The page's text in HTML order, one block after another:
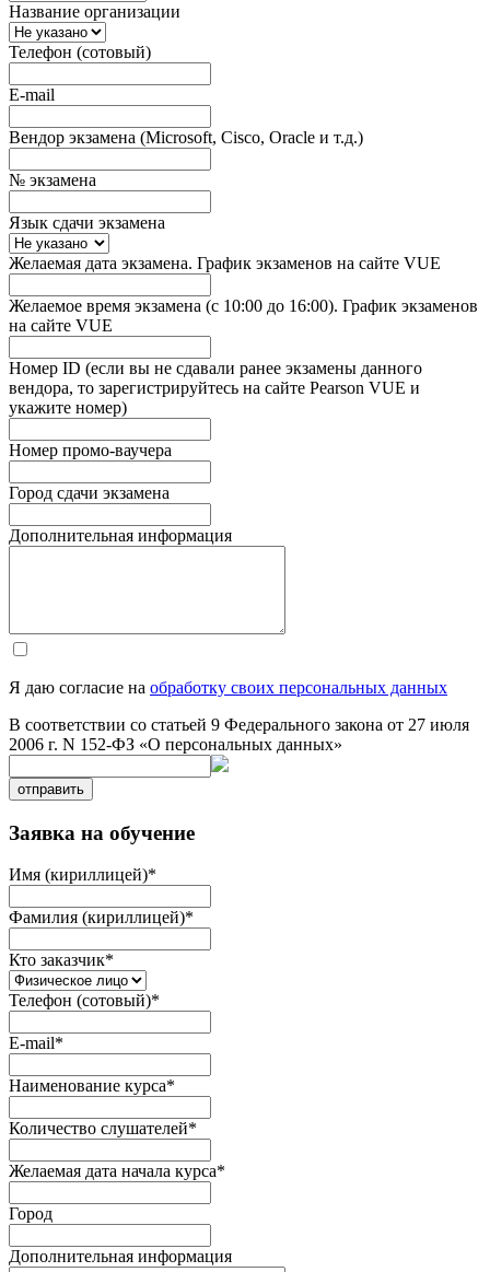
Название организации
Телефон (сотовый)
E-mail
Вендор экзамена (Microsoft, Cisco, Oracle и т.д.)
№ экзамена
Язык сдачи экзамена
Желаемая дата экзамена. График экзаменов на сайте VUE
Желаемое время экзамена (с 10:00 до 16:00). График экзаменов
на сайте VUE
Номер ID (если вы не сдавали ранее экзамены данного
вендора, то зарегистрируйтесь на сайте Pearson VUE и
укажите номер)
Номер промо-ваучера
Город сдачи экзамена
Дополнительная информация
Я даю согласие на обработку своих персональных данных
В соответствии со статьей 9 Федерального закона от 27 июля
2006 г. N 152-ФЗ «О персональных данных»
отправить
Заявка на обучение
Имя (кириллицей)*
Фамилия (кириллицей)*
Кто заказчик*
Телефон (сотовый)*
E-mail*
Наименование курса*
Количество слушателей*
Желаемая дата начала курса*
Город
Дополнительная информация